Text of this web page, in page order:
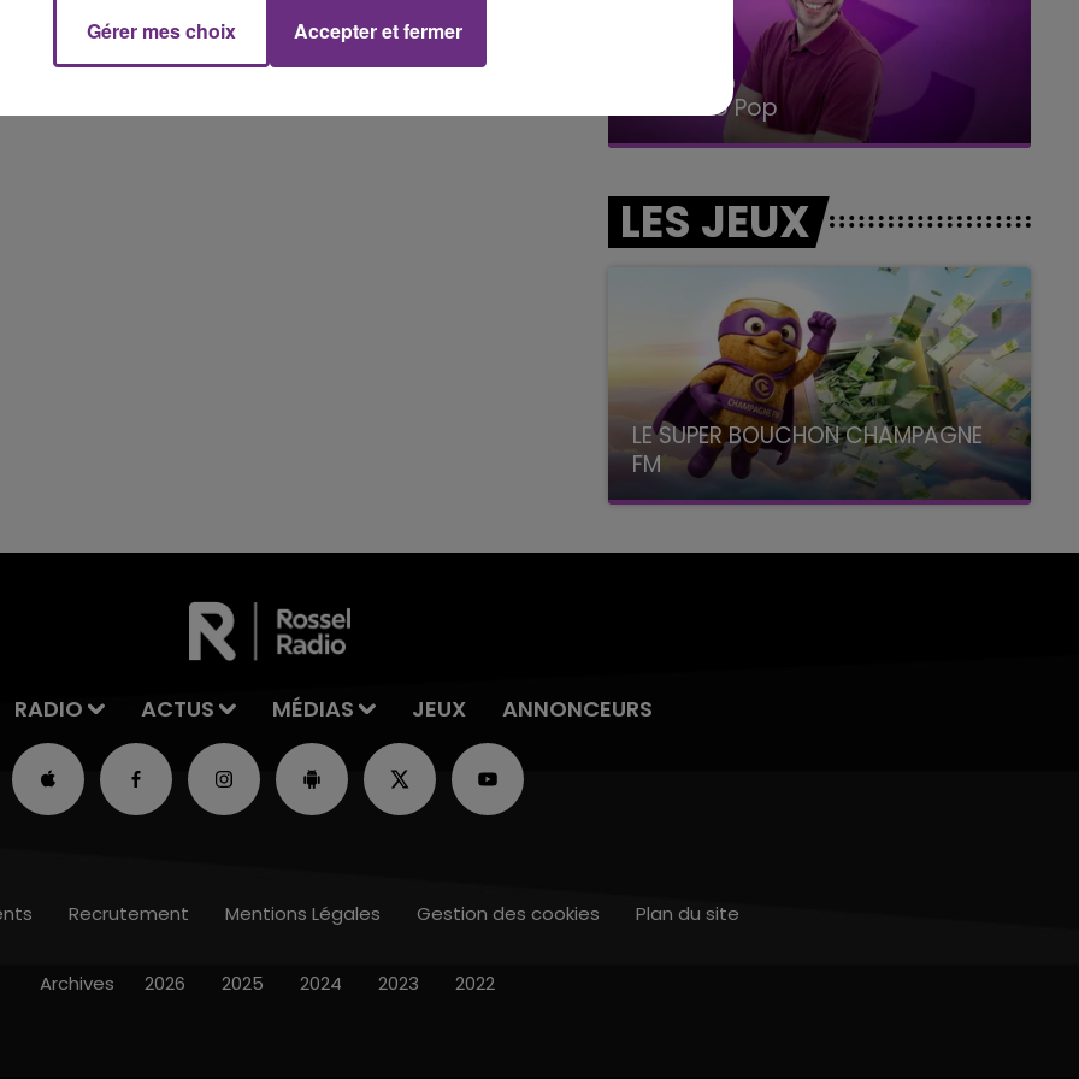
La Radio Pop
15h00 - 19h00
Le Club Champagne FM
LES JEUX
LE SUPER BOUCHON CHAMPAGNE
FM
avec La Famille Champagne FM, à 8H10
RADIO ACTUS MÉDIAS JEUX ANNONCEURS
Recrutement Mentions Légales Gestion des cookies Plan du site
Archives 2026 2025 2024 2023 2022
Gérer mes choix Accepter et fermer